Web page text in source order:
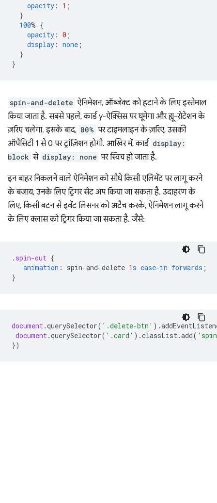
opacity : 1 ;
}
100% {
opacity : 0 ;
display : none ;
}
}
spin-and-delete ऐनिमेशन, ऑब्जेक्ट को हटाने के लिए इस्तेमाल
किया जाता है. सबसे पहले, कार्ड y-ऐक्सिस पर घूमेगा और ह्यू-रोटेशन के
ज़रिए चलेगा. इसके बाद, 80% पर टाइमलाइन के ज़रिए, उसकी
ऑपैसिटी 1 से 0 पर ट्रांज़िशन होगी. आखिर में, कार्ड display:
block से display: none पर स्विच हो जाता है.
इन बाहर निकलने वाले ऐनिमेशन को सीधे किसी एलिमेंट पर लागू करने
के बजाय, उनके लिए ट्रिगर सेट अप किया जा सकता है. उदाहरण के
लिए, किसी बटन से इवेंट लिसनर को अटैच करके, ऐनिमेशन लागू करने
के लिए क्लास को ट्रिगर किया जा सकता है. जैसे:
. spin-out {
animation : spin-and-delete 1s ease-in forwards ;
}
document .querySelector( '.delete-btn' ).
document .querySelector( '.card' ).classList .add(
})